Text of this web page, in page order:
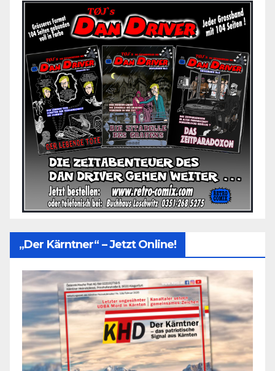
„Der Kärntner“ – Jetzt Online!